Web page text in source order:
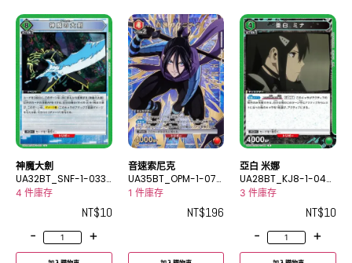
神魔大劍
UA32BT_SNF-1-033
U
4 件庫存
NT$10
-
+
音速索尼克
UA35BT_OPM-1-072
_2SR★
1 件庫存
NT$196
亞白 米娜
UA28BT_KJ8-1-044
R
3 件庫存
NT$10
-
+